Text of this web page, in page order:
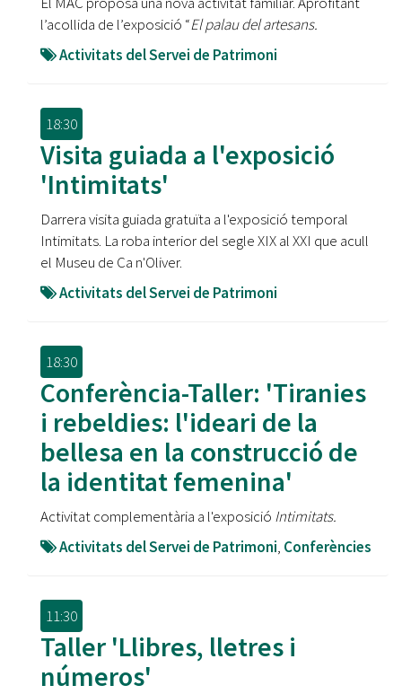
l’acollida de l’exposició “El palau del artesans.
Activitats del Servei de Patrimoni
18:30
Visita guiada a l'exposició
'Intimitats'
Darrera visita guiada gratuïta a l'exposició temporal
Intimitats. La roba interior del segle XIX al XXI que acull
el Museu de Ca n'Oliver.
Activitats del Servei de Patrimoni
18:30
Conferència-Taller: 'Tiranies
i rebeldies: l'ideari de la
bellesa en la construcció de
la identitat femenina'
Activitat complementària a l'exposició Intimitats.
Activitats del Servei de Patrimoni, Conferències
11:30
Taller 'Llibres, lletres i
números'